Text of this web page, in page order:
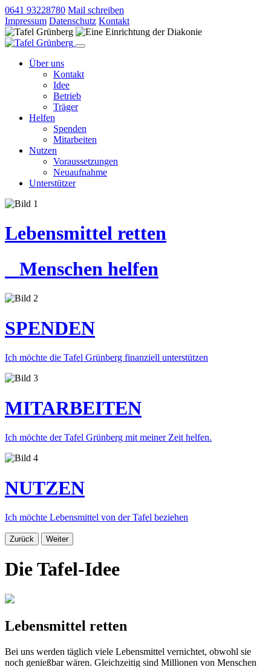
0641 93228780 Mail schreiben
Impressum Datenschutz Kontakt
Über uns
Kontakt
Idee
Betrieb
Träger
Helfen
Spenden
Mitarbeiten
Nutzen
Voraussetzungen
Neuaufnahme
Unterstützer
Lebensmittel retten
Menschen helfen
SPENDEN
Ich möchte die Tafel Grünberg finanziell unterstützen
MITARBEITEN
Ich möchte der Tafel Grünberg mit meiner Zeit helfen.
NUTZEN
Ich möchte Lebensmittel von der Tafel beziehen
Zurück Weiter
Die Tafel-Idee
Lebensmittel retten
Bei uns werden täglich viele Lebensmittel vernichtet, obwohl sie
noch genießbar wären. Gleich­zeitig sind Millionen von Menschen